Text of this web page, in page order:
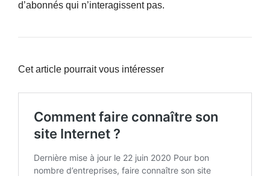
d’abonnés qui n’interagissent pas.
Cet article pourrait vous intéresser